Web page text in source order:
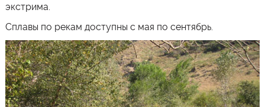
экстрима.
Сплавы по рекам доступны с мая по сентябрь.